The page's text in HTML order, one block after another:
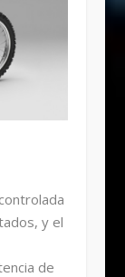
y el
de